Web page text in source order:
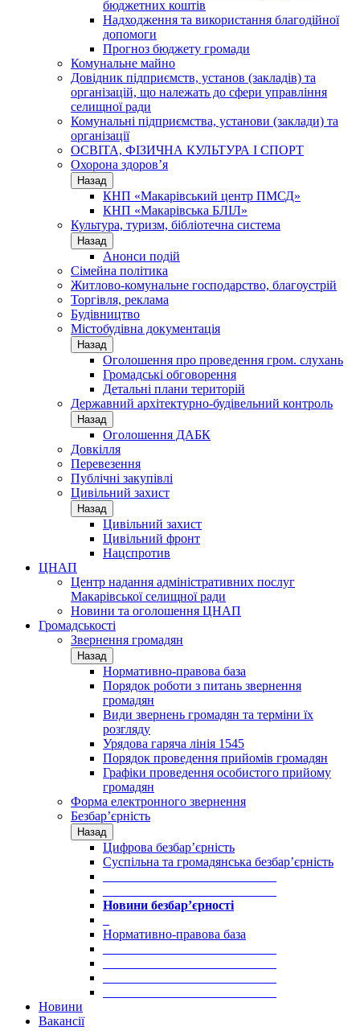
бюджетних коштів
Надходження та використання благодійної
допомоги
Прогноз бюджету громади
Комунальне майно
Довідник підприємств, установ (закладів) та
організацій, що належать до сфери управління
селищної ради
Комунальні підприємства, установи (заклади) та
організації
ОСВІТА, ФІЗИЧНА КУЛЬТУРА І СПОРТ
Охорона здоров’я
Назад
КНП «Макарівський центр ПМСД»
КНП «Макарівська БЛІЛ»
Культура, туризм, бібліотечна система
Назад
Анонси подій
Сімейна політика
Житлово-комунальне господарство, благоустрій
Торгівля, реклама
Будівництво
Містобудівна документація
Назад
Оголошення про проведення гром. слухань
Громадські обговорення
Детальні плани територій
Державний архітектурно-будівельний контроль
Назад
Оголошення ДАБК
Довкілля
Перевезення
Публічні закупівлі
Цивільний захист
Назад
Цивільний захист
Цивільний фронт
Нацспротив
ЦНАП
Центр надання адміністративних послуг
Макарівської селищної ради
Новини та оголошення ЦНАП
Громадськості
Звернення громадян
Назад
Нормативно-правова база
Порядок роботи з питань звернення
громадян
Види звернень громадян та терміни їх
розгляду
Урядова гаряча лінія 1545
Порядок проведення прийомів громадян
Графіки проведення особистого прийому
громадян
Форма електронного звернення
Безбар’єрність
Назад
Цифрова безбар’єрність
Суспільна та громадянська безбар’єрність
Новини безбар’єрності
Нормативно-правова база
Новини
Вакансії